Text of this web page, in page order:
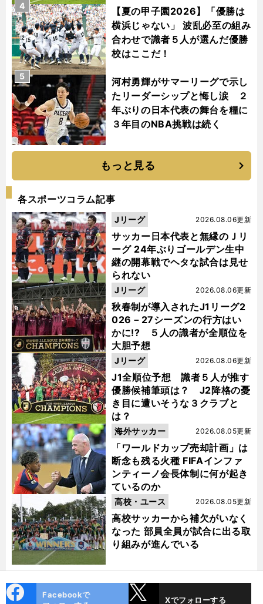
【夏の甲子園2026】「優勝は
横浜じゃない」 波乱必至の組み
合わせで識者５人が選んだ優勝
校はここだ！
4
河村勇輝がサマーリーグで示し
たリーダーシップと悔し涙 ２
年ぶりの日本代表の舞台を糧に
３年目のNBA挑戦は続く
5
もっと見る
各スポーツコラム記事
サッカー日本代表と無縁のＪリ
ーグ 24年ぶりゴールデン生中
継の開幕戦でヘタな試合は見せ
られない
2026.08.06更新
Jリーグ
秋春制が導入されたJ1リーグ2
026－27シーズンの行方はい
かに!? ５人の識者が全順位を
大胆予想
2026.08.06更新
Jリーグ
J1全順位予想 識者５人が推す
優勝候補筆頭は？ J2降格の憂
き目に遭いそうな３クラブと
は？
2026.08.06更新
Jリーグ
「ワールドカップ売却計画」は
断念も残る火種 FIFAインファ
ンティーノ会長体制に何が起き
ているのか
2026.08.05更新
海外サッカー
高校サッカーから補欠がいなく
なった 部員全員が試合に出る取
り組みが進んでいる
2026.08.05更新
高校・ユース
Facebookで
Xでフォローする